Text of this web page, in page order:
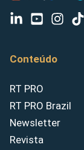
Conteúdo
RT PRO
RT PRO Brazil
Newsletter
Revista